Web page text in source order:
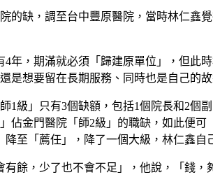
缺，調至台中豐原醫院，當時林仁鑫
，期滿就必須「歸建原單位」，但此
是想要留在長期服務、同時也是自己的
」只有3個缺額，包括1個院長和2個
佔金門醫院「師2級」的職缺，如此便
至「薦任」，降了一個大級，林仁鑫自
餘，少了也不會不足」，他說，「錢